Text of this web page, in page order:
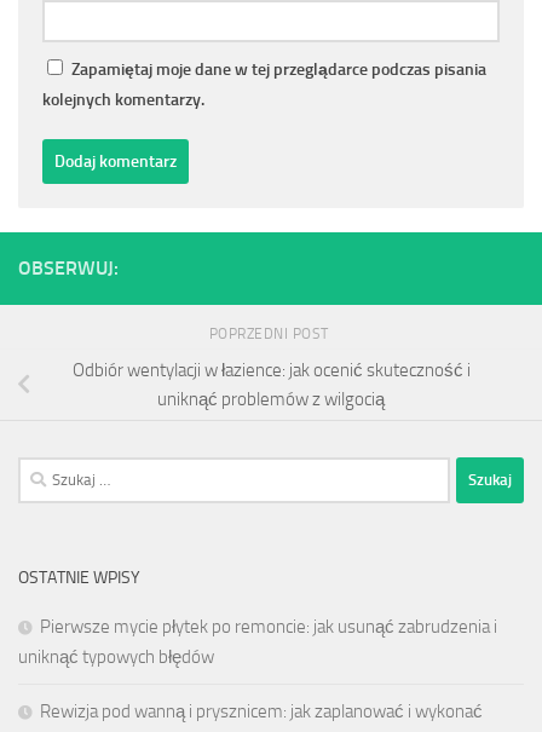
Zapamiętaj moje dane w tej przeglądarce podczas pisania
kolejnych komentarzy.
OBSERWUJ:
POPRZEDNI POST
Odbiór wentylacji w łazience: jak ocenić skuteczność i
uniknąć problemów z wilgocią
Szukaj:
OSTATNIE WPISY
Pierwsze mycie płytek po remoncie: jak usunąć zabrudzenia i
uniknąć typowych błędów
Rewizja pod wanną i prysznicem: jak zaplanować i wykonać